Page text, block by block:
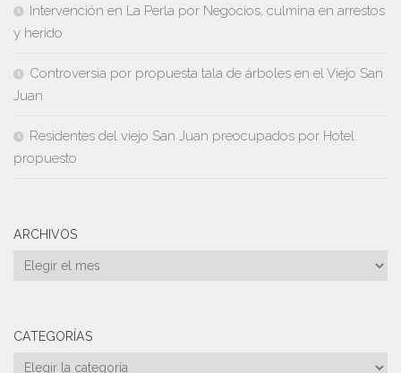
Intervención en La Perla por Negocios, culmina en arrestos
y herido
Controversia por propuesta tala de árboles en el Viejo San
Juan
Residentes del viejo San Juan preocupados por Hotel
propuesto
ARCHIVOS
Archivos
CATEGORÍAS
Categorías